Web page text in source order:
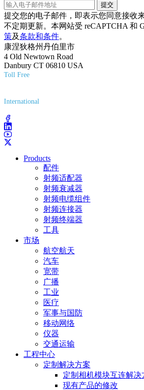
提交
提交您的电子邮件，即表示您同意接收
不定期更新。本网站受 reCAPTCHA 和
策及条款和条件。
康涅狄格州丹伯里市
4 Old Newtown Road
Danbury CT 06810 USA
Toll Free
International
Products
配件
射频适配器
射频衰减器
射频电缆组件
射频连接器
射频终端器
工具
市场
航空航天
汽车
宽带
广播
工业
医疗
军事与国防
移动网络
仪器
交通运输
工程中心
定制解决方案
定制相机模块互连解决
现有产品的修改